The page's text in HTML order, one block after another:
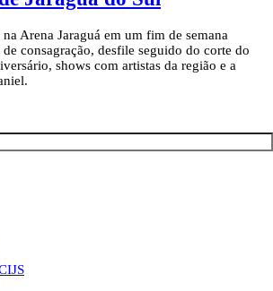
Arena Jaraguá em um fim de semana
consagração, desfile seguido do corte do
shows com artistas da região e a